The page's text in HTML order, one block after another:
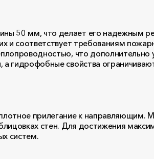
50 мм, что делает его надежным
и соответствует требованиям
что
гидрофобные свойства
прилегание к направляющим.
стен. Для достижения
систем.